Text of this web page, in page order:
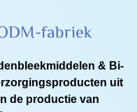
fabriek
& Bi-
uit
de productie van